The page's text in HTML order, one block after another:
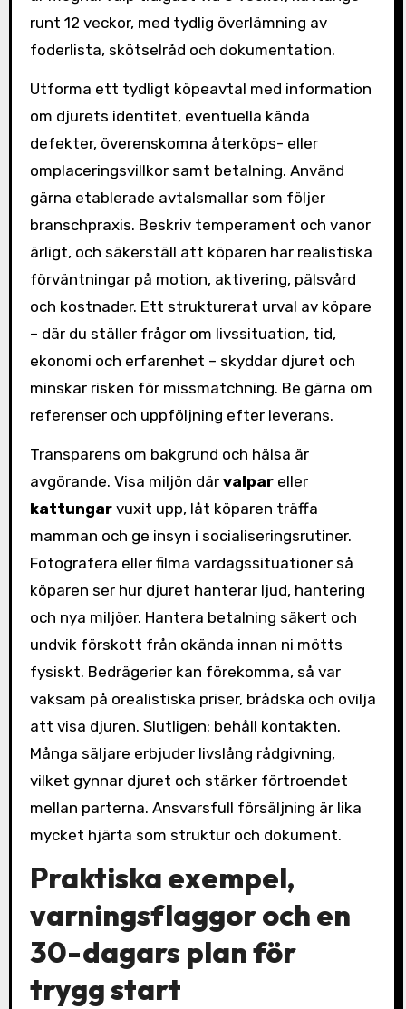
runt 12 veckor, med tydlig överlämning av
foderlista, skötselråd och dokumentation.
Utforma ett tydligt köpeavtal med information
om djurets identitet, eventuella kända
defekter, överenskomna återköps- eller
omplaceringsvillkor samt betalning. Använd
gärna etablerade avtalsmallar som följer
branschpraxis. Beskriv temperament och vanor
ärligt, och säkerställ att köparen har realistiska
förväntningar på motion, aktivering, pälsvård
och kostnader. Ett strukturerat urval av köpare
– där du ställer frågor om livssituation, tid,
ekonomi och erfarenhet – skyddar djuret och
minskar risken för missmatchning. Be gärna om
referenser och uppföljning efter leverans.
Transparens om bakgrund och hälsa är
avgörande. Visa miljön där valpareller
kattungarvuxit upp, låt köparen träffa
mamman och ge insyn i socialiseringsrutiner.
Fotografera eller filma vardagssituationer så
köparen ser hur djuret hanterar ljud, hantering
och nya miljöer. Hantera betalning säkert och
undvik förskott från okända innan ni mötts
fysiskt. Bedrägerier kan förekomma, så var
vaksam på orealistiska priser, brådska och ovilja
att visa djuren. Slutligen: behåll kontakten.
Många säljare erbjuder livslång rådgivning,
vilket gynnar djuret och stärker förtroendet
mellan parterna. Ansvarsfull försäljning är lika
mycket hjärta som struktur och dokument.
Praktiska exempel,
varningsflaggor och en
30-dagars plan för
trygg start